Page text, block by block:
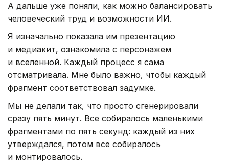
А дальше уже поняли, как можно балансировать
человеческий труд и возможности ИИ.
Я изначально показала им презентацию
и медиакит, ознакомила с персонажем
и вселенной. Каждый процесс я сама
отсматривала. Мне было важно, чтобы каждый
фрагмент соответствовал задумке.
Мы не делали так, что просто сгенерировали
сразу пять минут. Все собиралось маленькими
фрагментами по пять секунд: каждый из них
утверждался, потом все собиралось
и монтировалось.